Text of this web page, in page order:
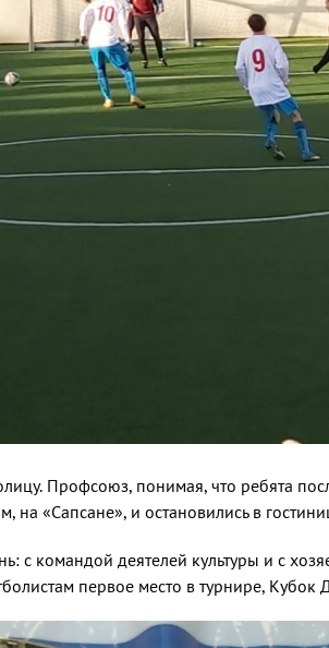
Профсоюз, понимая, что ребята
«Сапсане», и остановились в
с командой деятелей культуры и с
первое место в турнире,